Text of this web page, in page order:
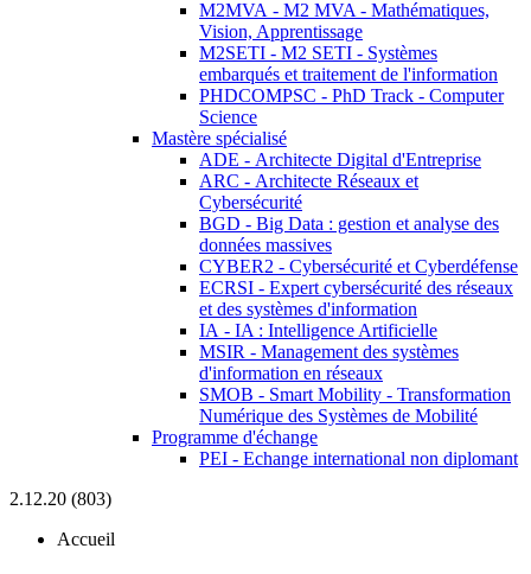
M2MVA - M2 MVA - Mathématiques,
Vision, Apprentissage
M2SETI - M2 SETI - Systèmes
embarqués et traitement de l'information
PHDCOMPSC - PhD Track - Computer
Science
Mastère spécialisé
ADE - Architecte Digital d'Entreprise
ARC - Architecte Réseaux et
Cybersécurité
BGD - Big Data : gestion et analyse des
données massives
CYBER2 - Cybersécurité et Cyberdéfense
ECRSI - Expert cybersécurité des réseaux
et des systèmes d'information
IA - IA : Intelligence Artificielle
MSIR - Management des systèmes
d'information en réseaux
SMOB - Smart Mobility - Transformation
Numérique des Systèmes de Mobilité
Programme d'échange
PEI - Echange international non diplomant
2.12.20 (803)
Accueil